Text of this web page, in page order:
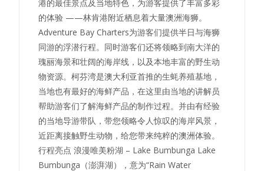
港的最佳景点及当地特色，为游客提供了丰富多彩
的体验 ——林肯港附近栖息着大量澳洲海狮。
Adventure Bay Charters为游客们提供半日与海狮
同游的浮潜行程。同时游客们还将领略到南大洋的
瑰丽海景和壮阔的海岸线，以及本地丰富的野生动
物资源。柯芬湾是澳大利亚首推的生蚝养殖基地，
当地也有最好的海鲜产品，在这里由当地的讲解员
帮助游客们了解海鲜产品的制作过程。并由有经验
的当地导游带队，带您领略令人惊叹的海岸风景，
近距离接触野生动物，给您带来纯粹的澳洲体验。
行程亮点 浪漫唯美粉湖 – Lake Bumbunga Lake
Bumbunga（澎湃湖），意为“Rain Water